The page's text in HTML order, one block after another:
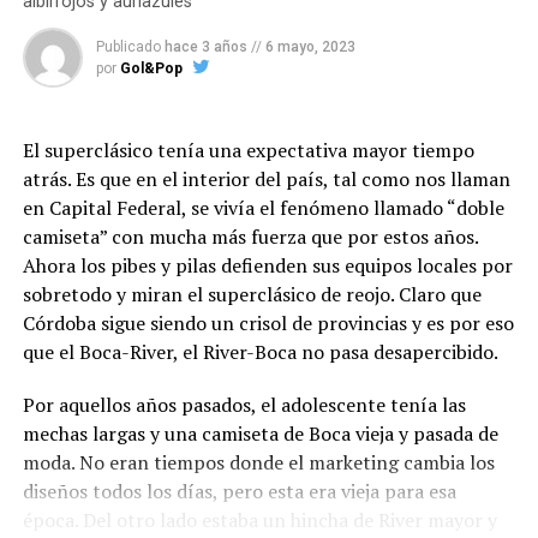
Entonces,¿los autos de carrera son como los emus en
las pistas o los emus son los autos de carrera de la
pradera?.
Facebook
Twitter
WhatsApp
Messenger
GmailShare
los demás. Fue su madre, quien primero noto esas
diferencias y buscó ayuda en los doctores de su región.
Fue allí y con apenas 18 meses de vida, que al pequeño
necesidades del pequeño, para la cual no estaba
preparada y más aún después del lapidario letrero que
escribió el doctor, tras contarle que el niño tenía TEA.
“Su hijo no podrá caminar ni hablar, nunca”. Con esa
frase taladrando su cabeza, Sonja se fue con su hijo en
brazos y un millón de dudas en la mochila. Pasó el
momento donde hay que procesar la noticia y Sonja,
busca de nuevas interpretaciones y terapias para Kalin y
vaya si lo hizo bien.
No fue fácil, pero su madre sabía que no lo sería. Kalin
Publicado hace 3 años // 6 mayo, 2023
por Gol&Pop
El superclásico tenía una expectativa mayor tiempo
atrás. Es que en el interior del país, tal como nos llaman
en Capital Federal, se vivía el fenómeno llamado “doble
camiseta” con mucha más fuerza que por estos años.
Ahora los pibes y pilas defienden sus equipos locales por
sobretodo y miran el superclásico de reojo. Claro que
Córdoba sigue siendo un crisol de provincias y es por eso
que el Boca-River, el River-Boca no pasa desapercibido.
Por aquellos años pasados, el adolescente tenía las
mechas largas y una camiseta de Boca vieja y pasada de
moda. No eran tiempos donde el marketing cambia los
diseños todos los días, pero esta era vieja para esa
época. Del otro lado estaba un hincha de River mayor y